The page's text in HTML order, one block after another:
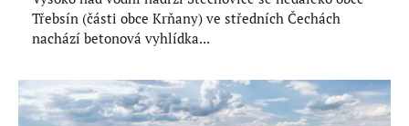
Třebsín (části obce Krňany) ve středních Čechách
nachází betonová vyhlídka...